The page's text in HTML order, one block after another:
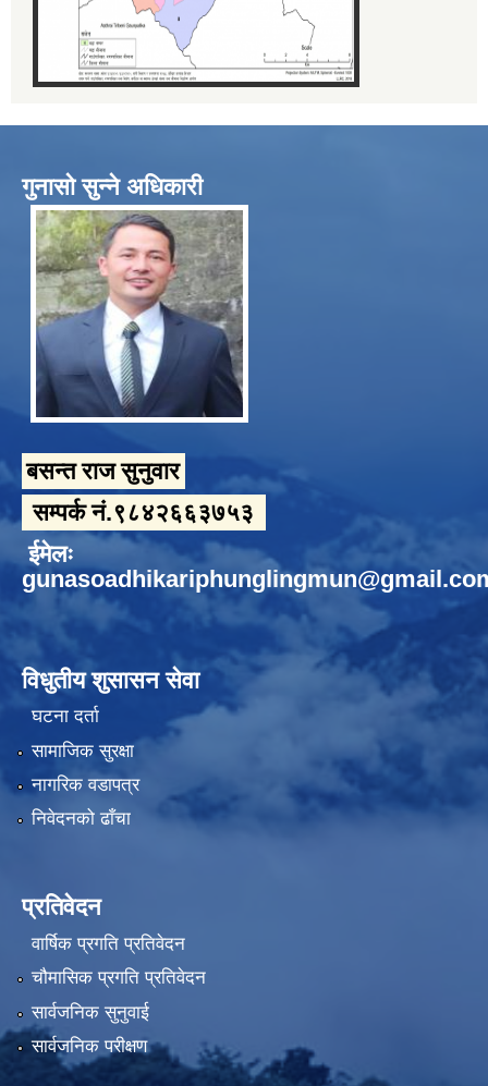
गुनासो सुन्ने अधिकारी
बसन्त राज सुनुवार
सम्पर्क नं.९८४२६६३७५३
ईमेलः
विधुतीय शुसासन सेवा
घटना दर्ता
सामाजिक सुरक्षा
नागरिक वडापत्र
निवेदनको ढाँचा
प्रतिवेदन
वार्षिक प्रगति प्रतिवेदन
चौमासिक प्रगति प्रतिवेदन
सार्वजनिक सुनुवाई
सार्वजनिक परीक्षण